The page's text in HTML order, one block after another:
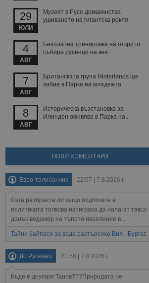
29
ЮЛИ
Музеят в Русе домакинства
ушиването на гигантска рокля
4
АВГ
Безплатна тренировка на открито
събира русенци на кея
7
АВГ
Британската група Hinterlands ще
забие в Парка на младежта
8
АВГ
Историческа възстановка за
Илинден оживява в Парка на...
НОВИ КОМЕНТАРИ
Евро-талибанчик 22:07 | 7.8.2026 г.
Сега разбрахте ли защо подлогите в
политиката толкова натискаха да налагат такса-
данък-водомер на тъпото население в...
Тайни байпаси за вода разтърсиха ВиК - Бургас
До Русенец 21:56 | 7.8.2026 г.
Къде е другаря Танов???Природата не
на
на бисквитките,
съответствие и
и
и предоставя
използва
потребител може
поведение и
с
на
на сайта.
взаимодействия
и потребителския
събиране на данни
за
се
на тестване.
данни,
на посещенията,
били заредени.
опит.
тя може
новата или
която е
в целия
на социалните
Описание